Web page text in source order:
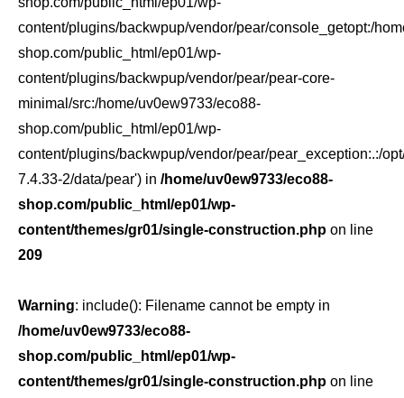
content/plugins/backwpup/vendor/pear/console_getopt:/
shop.com/public_html/ep01/wp-
content/plugins/backwpup/vendor/pear/pear-core-
minimal/src:/home/uv0ew9733/eco88-
shop.com/public_html/ep01/wp-
content/plugins/backwpup/vendor/pear/pear_exception:.:/
7.4.33-2/data/pear') in /home/uv0ew9733/eco88-
shop.com/public_html/ep01/wp-
content/themes/gr01/single-construction.php on line
209
Warning: include(): Filename cannot be empty in
/home/uv0ew9733/eco88-
shop.com/public_html/ep01/wp-
content/themes/gr01/single-construction.php on line